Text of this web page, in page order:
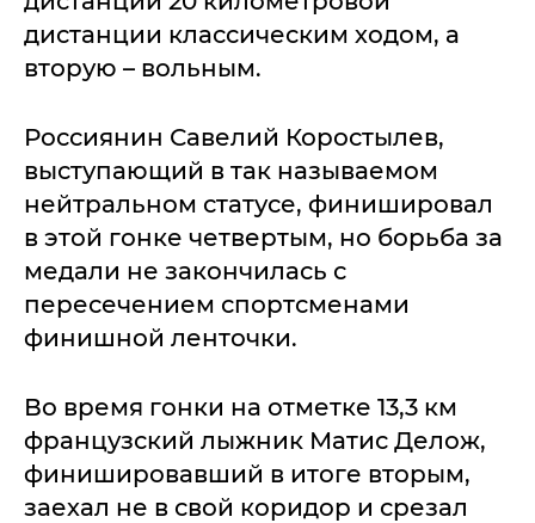
дистанции классическим ходом, а
вторую – вольным.
Россиянин Савелий Коростылев,
выступающий в так называемом
нейтральном статусе, финишировал
в этой гонке четвертым, но борьба за
медали не закончилась с
пересечением спортсменами
финишной ленточки.
Во время гонки на отметке 13,3 км
французский лыжник Матис Делож,
финишировавший в итоге вторым,
заехал не в свой коридор и срезал